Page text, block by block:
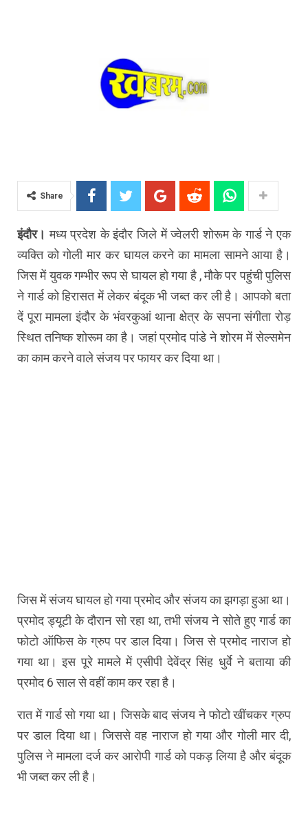
Share
इंदौर।मध्य प्रदेश के इंदौर जिले में ज्वेलरी शोरूम के गार्ड ने एक
व्यक्ति को गोली मार कर घायल करने का मामला सामने आया है।
जिस में युवक गम्भीर रूप से घायल हो गया है , मौके पर पहुंची पुलिस
ने गार्ड को हिरासत में लेकर बंदूक भी जब्त कर ली है। आपको बता
दें पूरा मामला इंदौर के भंवरकुआं थाना क्षेत्र के सपना संगीता रोड़
स्थित तनिष्क शोरूम का है। जहां प्रमोद पांडे ने शोरम में सेल्समेन
का काम करने वाले संजय पर फायर कर दिया था।
जिस में संजय घायल हो गया प्रमोद और संजय का झगड़ा हुआ था।
प्रमोद ड्यूटी के दौरान सो रहा था, तभी संजय ने सोते हुए गार्ड का
फोटो ऑफिस के ग्रुप पर डाल दिया। जिस से प्रमोद नाराज हो
गया था। इस पूरे मामले में एसीपी देवेंद्र सिंह धुर्वे ने बताया की
प्रमोद 6 साल से वहीं काम कर रहा है।
रात में गार्ड सो गया था। जिसके बाद संजय ने फोटो खींचकर ग्रुप
पर डाल दिया था। जिससे वह नाराज हो गया और गोली मार दी,
पुलिस ने मामला दर्ज कर आरोपी गार्ड को पकड़ लिया है और बंदूक
भी जब्त कर ली है।